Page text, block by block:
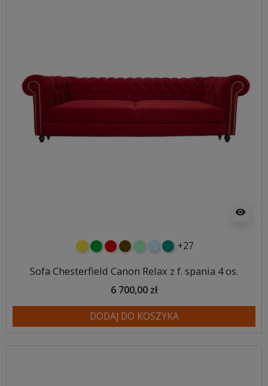
visibility
żółtyzielonyczerwony
czekoladowy
miętowybłękitny
turkusowy
+27
Sofa Chesterfield Canon Relax z f. spania 4 os.
6 700,00 zł
DODAJ DO KOSZYKA